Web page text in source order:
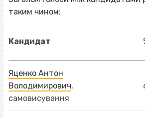
таким чином:
Кандидат
Яценко Антон
Володимирович,
самовисування